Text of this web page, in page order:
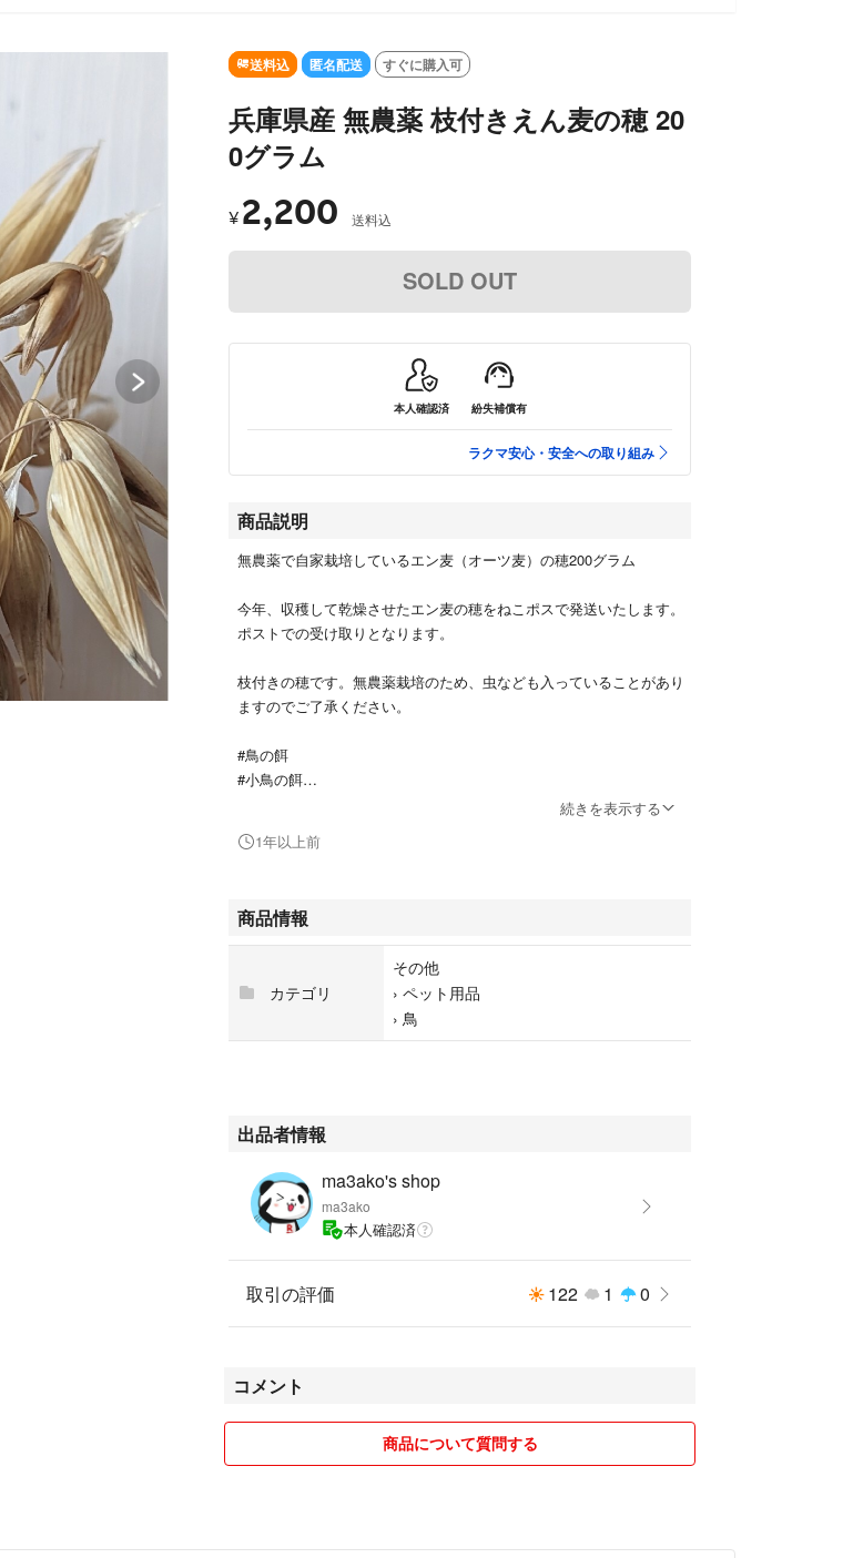
SOLD OUT
送料込 匿名配送 すぐに購入可
兵庫県産 無農薬 枝付きえん麦の穂 20
0グラム
¥ 2,200 送料込
SOLD OUT
本人確認済 紛失補償有
ラクマ安心・安全への取り組み
商品説明
無農薬で自家栽培しているエン麦（オーツ麦）の穂200グラム
今年、収穫して乾燥させたエン麦の穂をねこポスで発送いたします。
ポストでの受け取りとなります。
枝付きの穂です。無農薬栽培のため、虫なども入っていることがあり
ますのでご了承ください。
#鳥の餌
#小鳥の餌
#文鳥のエサ
#オーツ麦
#麦穂
#緑穂
#無肥料
鳥の種類インコ
続きを表示する
1年以上前
商品情報
カテゴリ
その他
› ペット用品
› 鳥
出品者情報
ma3ako's shop
ma3ako
本人確認済
取引の評価 122 1 0
コメント
商品について質問する